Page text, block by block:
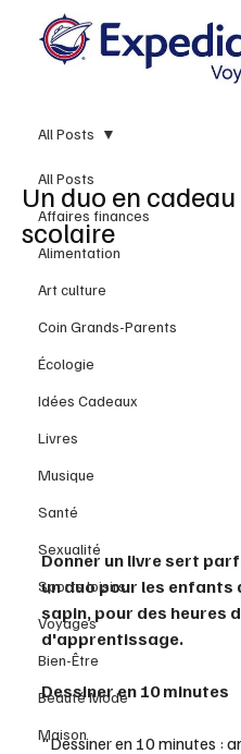
All Posts
Affaires finances
Alimentation
Art culture
Coin Grands-Parents
Écologie
Idées Cadeaux
Livres
Musique
Santé
Sexualité
Sports loisirs
Voyages
Bien-Être
Beauté Mode
Maison
All Posts
Un duo en
scolaire
Donner un livre sert
un duo pour les enfants
sapin, pour des heures
d'apprentissage.
Dessiner en 10 minutes
"Dessiner en 10 minutes :